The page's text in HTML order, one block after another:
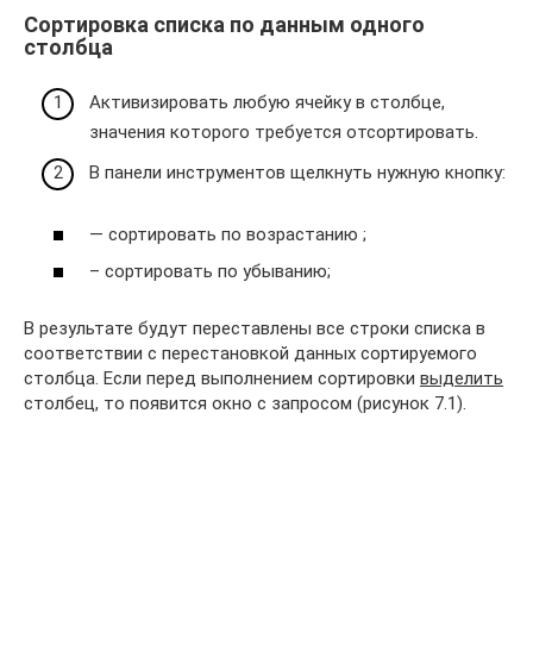
Сортировка списка по данным одного
столбца
Активизировать любую ячейку в столбце,
значения которого требуется отсортировать.
В панели инструментов щелкнуть нужную кнопку:
— сортировать по возрастанию ;
– сортировать по убыванию;
В результате будут переставлены все строки списка в
соответствии с перестановкой данных сортируемого
столбца. Если перед выполнением сортировки выделить
столбец, то появится окно с запросом (рисунок 7.1).